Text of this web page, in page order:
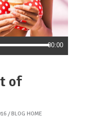
00:00
of
BLOG HOME